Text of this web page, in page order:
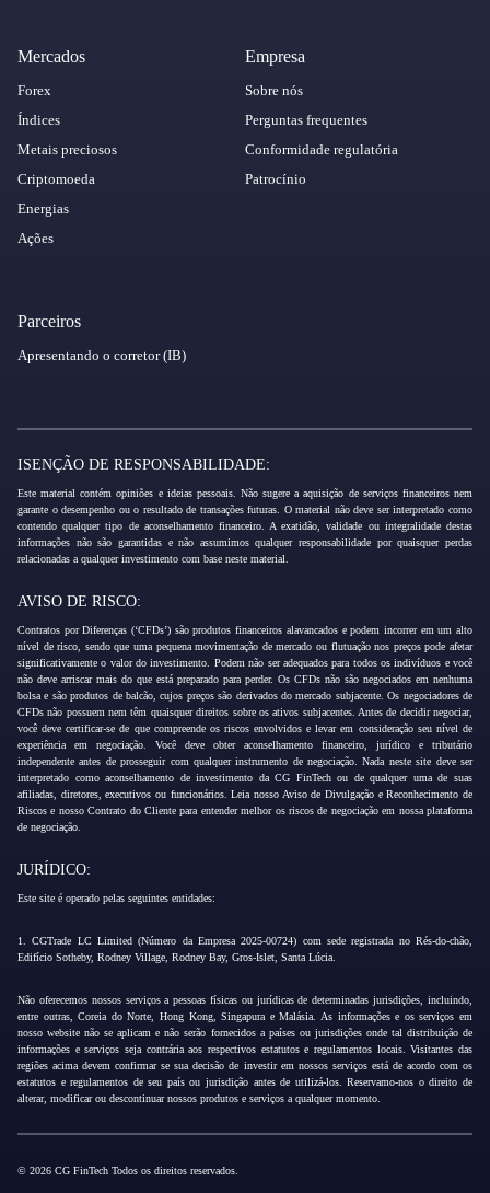
Mercados
Forex
Índices
Metais preciosos
Criptomoeda
Energias
Ações
Empresa
Sobre nós
Perguntas frequentes
Conformidade regulatória
Patrocínio
Parceiros
Apresentando o corretor (IB)
ISENÇÃO DE RESPONSABILIDADE:
Este material contém opiniões e ideias pessoais. Não sugere a aquisição de serviços financeiros nem
garante o desempenho ou o resultado de transações futuras. O material não deve ser interpretado como
contendo qualquer tipo de aconselhamento financeiro. A exatidão, validade ou integralidade destas
informações não são garantidas e não assumimos qualquer responsabilidade por quaisquer perdas
relacionadas a qualquer investimento com base neste material.
AVISO DE RISCO:
Contratos por Diferenças (‘CFDs’) são produtos financeiros alavancados e podem incorrer em um alto
nível de risco, sendo que uma pequena movimentação de mercado ou flutuação nos preços pode afetar
significativamente o valor do investimento. Podem não ser adequados para todos os indivíduos e você
não deve arriscar mais do que está preparado para perder. Os CFDs não são negociados em nenhuma
bolsa e são produtos de balcão, cujos preços são derivados do mercado subjacente. Os negociadores de
CFDs não possuem nem têm quaisquer direitos sobre os ativos subjacentes. Antes de decidir negociar,
você deve certificar-se de que compreende os riscos envolvidos e levar em consideração seu nível de
experiência em negociação. Você deve obter aconselhamento financeiro, jurídico e tributário
independente antes de prosseguir com qualquer instrumento de negociação. Nada neste site deve ser
interpretado como aconselhamento de investimento da CG FinTech ou de qualquer uma de suas
afiliadas, diretores, executivos ou funcionários. Leia nosso Aviso de Divulgação e Reconhecimento de
Riscos e nosso Contrato do Cliente para entender melhor os riscos de negociação em nossa plataforma
de negociação.
JURÍDICO:
Este site é operado pelas seguintes entidades:
1. CGTrade LC Limited (Número da Empresa 2025-00724) com sede registrada no Rés-do-chão,
Edifício Sotheby, Rodney Village, Rodney Bay, Gros-Islet, Santa Lúcia.
Não oferecemos nossos serviços a pessoas físicas ou jurídicas de determinadas jurisdições, incluindo,
entre outras, Coreia do Norte, Hong Kong, Singapura e Malásia. As informações e os serviços em
nosso website não se aplicam e não serão fornecidos a países ou jurisdições onde tal distribuição de
informações e serviços seja contrária aos respectivos estatutos e regulamentos locais. Visitantes das
regiões acima devem confirmar se sua decisão de investir em nossos serviços está de acordo com os
estatutos e regulamentos de seu país ou jurisdição antes de utilizá-los. Reservamo-nos o direito de
alterar, modificar ou descontinuar nossos produtos e serviços a qualquer momento.
© 2026 CG FinTech Todos os direitos reservados.